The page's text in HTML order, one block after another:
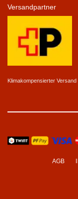
Versandpartner
Klimakompensierter Versand
AGB